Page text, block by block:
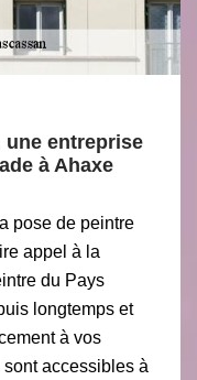
une entreprise
à Ahaxe
pose de peintre
appel à la
du Pays
longtemps et
à vos
accessibles à